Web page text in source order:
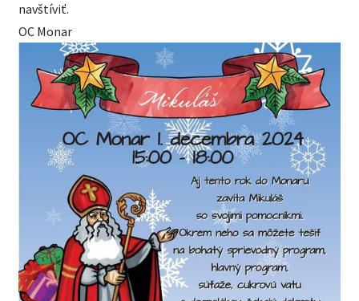
navštíviť.
OC Monar